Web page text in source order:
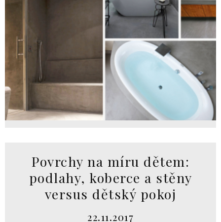
Povrchy na míru dětem:
podlahy, koberce a stěny
versus dětský pokoj
22.11.2017